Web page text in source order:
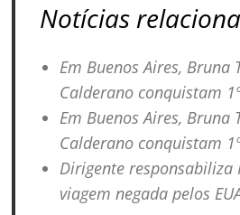
Notícias
Em Buenos Aires, Bruna
Calderano conquistam
Em Buenos Aires, Bruna
Calderano conquistam
Dirigente responsabiliza
viagem negada pelos